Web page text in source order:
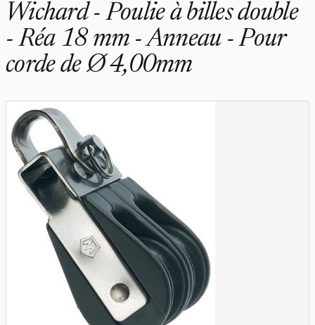
Wichard - Poulie à billes double
- Réa 18 mm - Anneau - Pour
corde de Ø 4,00mm